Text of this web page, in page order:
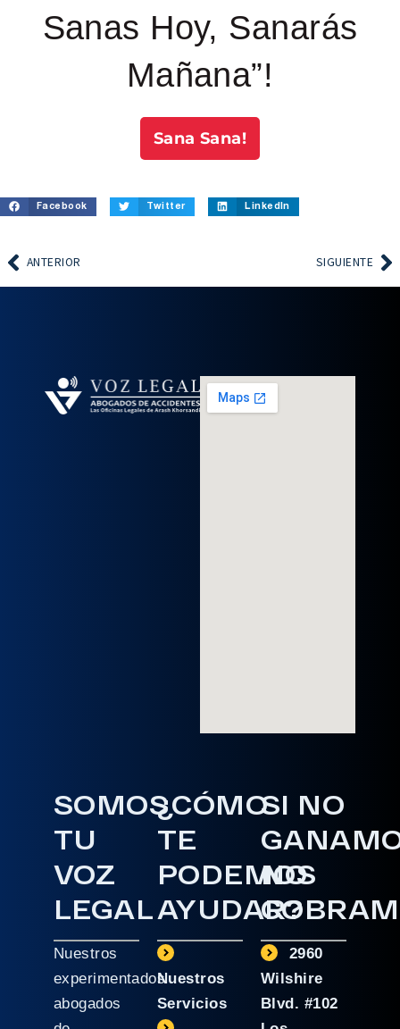
Sanas Hoy, Sanarás
Mañana”!
Sana Sana!
Facebook Twitter LinkedIn
ANTERIOR SIGUIENTE
SOMOS
TU
VOZ
LEGAL
Nuestros
experimentados
abogados
¿CÓMO
TE
PODEMOS
AYUDAR?
Nuestros
Servicios
SI NO
NO
2960
Wilshire
Blvd. #102